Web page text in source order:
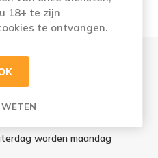
12u besteld = morgen in
worden maandag
18+ te zijn
te ontvangen.
WETEN